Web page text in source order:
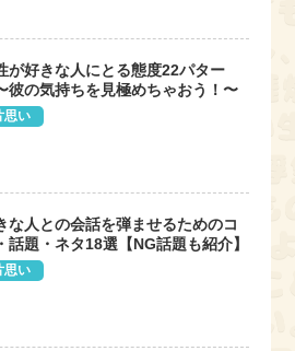
が好きな人にとる態度22パター
彼の気持ちを見極めちゃおう！〜
思い
な人との会話を弾ませるためのコ
話題・ネタ18選【NG話題も紹介】
思い